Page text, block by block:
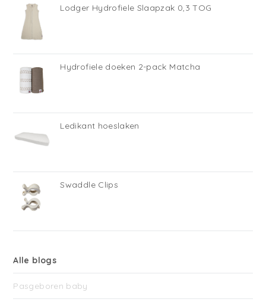
Lodger Hydrofiele Slaapzak 0,3 TOG
Hydrofiele doeken 2-pack Matcha
Ledikant hoeslaken
Swaddle Clips
Alle blogs
Pasgeboren baby